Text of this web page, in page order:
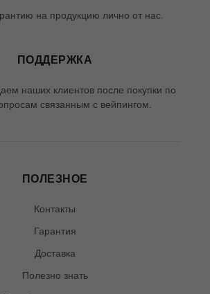
на продукцию лично от нас.
ПОДДЕРЖКА
наших клиентов после покупки по
связанным с вейпингом.
ПОЛЕЗНОЕ
Контакты
Гарантия
Доставка
Полезно знать